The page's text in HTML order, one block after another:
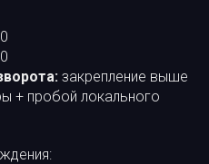
закрепление выше
+ пробой локального